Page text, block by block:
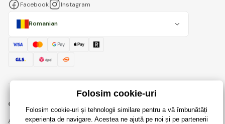
Romanian
Facebook Instagram
© 2018 - 2026 RaiJucării.ro, Toate drepturile rezervate
Această pagină este protejată prin reCAPTCHA și se aplică